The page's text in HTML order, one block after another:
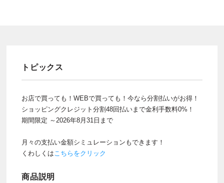
トピックス
お店で買っても！WEBで買っても！今なら分割払いがお得！
ショッピングクレジット分割48回払いまで金利手数料0%！
期間限定 ～2026年8月31日まで
月々の支払い金額シミュレーションもできます！
くわしくはこちらをクリック
商品説明